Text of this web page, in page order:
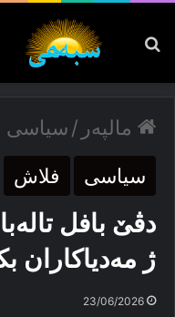
پەیدا بکە
مالپەر /سیاسی
سیاسی فلاش
دڤێ بافل
ژ مەدیاكاران
23/06/2026